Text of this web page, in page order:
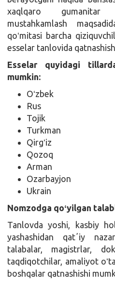
xaqlqaro gumanitar
mustahkamlash
qoʻmitasi barcha
esselar tanlovida
Esselar quyidagi
mumkin:
Oʻzbek
Rus
Tojik
Turkman
Qirgʻiz
Qozoq
Arman
Ozarbayjon
Ukrain
Nomzodga qoʻyilgan
Tanlovda yoshi, kasbiy
yashashidan qatʼiy
talabalar, magistrlar,
taqdiqotchilar, amaliyot
boshqalar qatnashishi